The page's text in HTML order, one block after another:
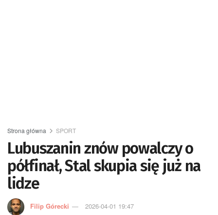
Strona główna SPORT
Lubuszanin znów powalczy o
półfinał, Stal skupia się już na
lidze
Filip Górecki 2026-04-01 19:47